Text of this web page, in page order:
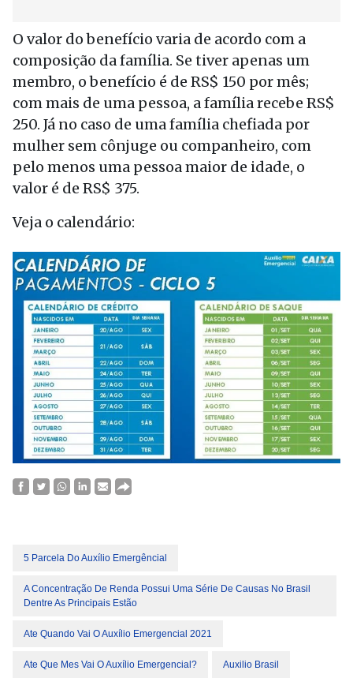
O valor do benefício varia de acordo com a
composição da família. Se tiver apenas um
membro, o benefício é de RS$ 150 por mês;
com mais de uma pessoa, a família recebe RS$
250. Já no caso de uma família chefiada por
mulher sem cônjuge ou companheiro, com
pelo menos uma pessoa maior de idade, o
valor é de RS$ 375.
Veja o calendário:
5 Parcela Do Auxílio Emergêncial
A Concentração De Renda Possui Uma Série De Causas No Brasil
Dentre As Principais Estão
Ate Quando Vai O Auxílio Emergencial 2021
Ate Que Mes Vai O Auxílio Emergencial? Auxilio Brasil